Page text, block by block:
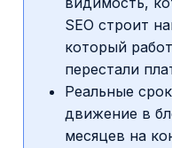
SEO строит
который
перестали
Реальные
движение в
месяцев на